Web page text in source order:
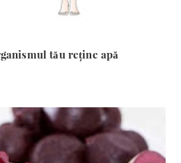
tău reține apă